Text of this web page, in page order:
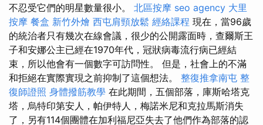
不忍受它們的明星數量很小。 北區按摩 seo agency 大里
按摩 餐盒 新竹外燴 西屯肩頸放鬆 經絡課程 現在，當96歲
的統治者只有幾次在線會議，很少的公開露面時，查爾斯王
子和安娜公主已經在1970年代，冠狀病毒流行病已經結
束，所以他會有一個數字可訪問性。 但是，社會上的不滿
和拒絕在實際實現之前抑制了這個想法。 整復推拿南屯 整
復師證照 身體撥筋教學 在此期間，五個部落，庫斯哈塔克
塔，烏特印第安人，帕伊特人，梅諾米尼和克拉馬斯消失
了，另有114個團體在加利福尼亞失去了他們作為部落的認